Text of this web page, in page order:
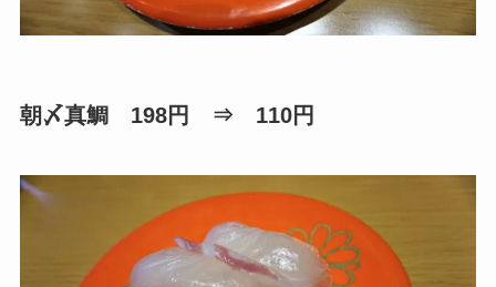
朝〆真鯛 198円 ⇒ 110円